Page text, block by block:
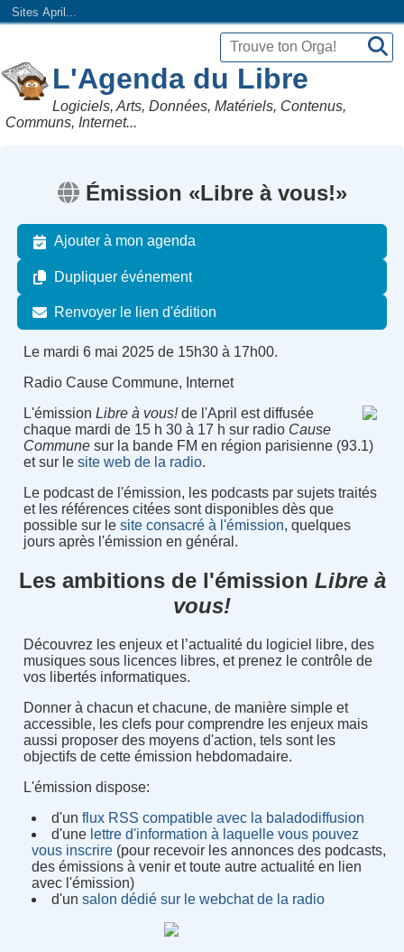
Sites April...
L'Agenda du Libre
Logiciels, Arts, Données, Matériels, Contenus,
Communs, Internet...
Émission «Libre à vous!»
Ajouter à mon agenda
Dupliquer événement
Renvoyer le lien d'édition
Le mardi 6 mai 2025 de 15h30 à 17h00.
Radio Cause Commune, Internet
L'émission Libre à vous!de l'April est diffusée
chaque mardi de 15 h 30 à 17 h sur radio Cause
Communesur la bande FM en région parisienne (93.1)
et sur le site web de la radio.
Le podcast de l'émission, les podcasts par sujets traités
et les références citées sont disponibles dès que
possible sur le site consacré à l'émission, quelques
jours après l'émission en général.
Les ambitions de l'émission Libre à
vous!
Découvrez les enjeux et l’actualité du logiciel libre, des
musiques sous licences libres, et prenez le contrôle de
vos libertés informatiques.
Donner à chacun et chacune, de manière simple et
accessible, les clefs pour comprendre les enjeux mais
aussi proposer des moyens d'action, tels sont les
objectifs de cette émission hebdomadaire.
L'émission dispose:
d'unflux RSS compatible avec la baladodiffusion
d'une lettre d'information à laquelle vous pouvez
vous inscrire (pour recevoir les annonces des podcasts,
des émissions à venir et toute autre actualité en lien
avec l'émission)
d'unsalon dédié sur le webchat de la radio